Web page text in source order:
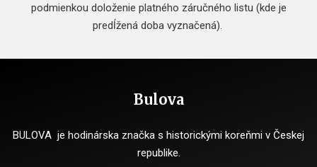
podmienkou doloženie platného záručného listu (kde je
predĺžená doba vyznačená).
Bulova
BULOVA je hodinárska značka s historickými koreňmi v Českej
republike.